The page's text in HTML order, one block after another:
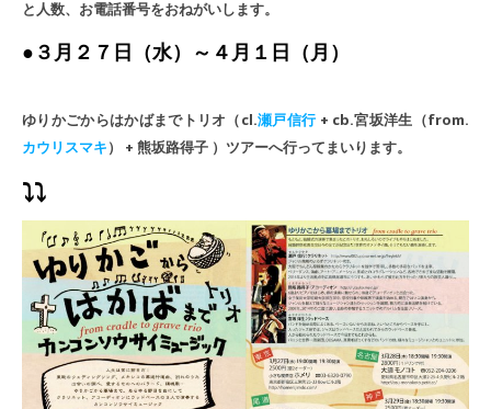
と人数、お電話番号をおねがいします。
●３月２７日（水）～４月１日（月）
ゆりかごからはかばまでトリオ（cl.瀬戸信行+ cb.宮坂洋生（from.
カウリスマキ） + 熊坂路得子 ） ツアーへ行ってまいります。
⤵︎⤵︎